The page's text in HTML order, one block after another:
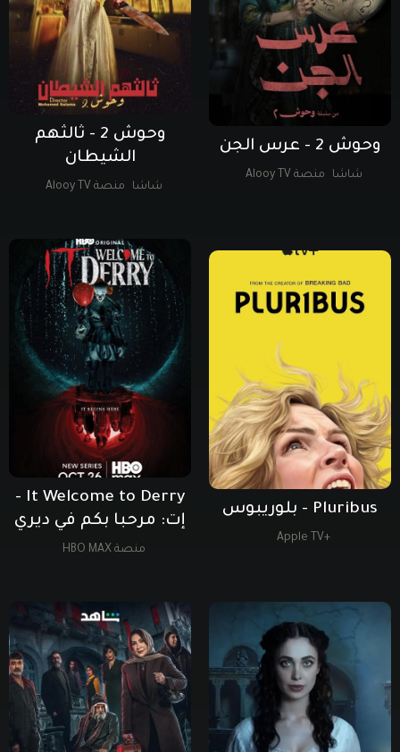
وحوش 2 - عرس الجن
شاشا منصة Alooy TV
وحوش 2 - ثالثهم
الشيطان
شاشا منصة Alooy TV
Pluribus - بلوريبوس
+Apple TV
It Welcome to Derry -
إت: مرحبا بكم في ديري
منصة HBO MAX